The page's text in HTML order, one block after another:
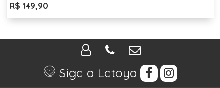
R$ 149,90
Siga a Latoya